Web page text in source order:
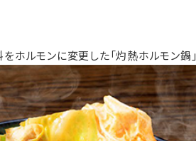
ホルモンに変更した「灼熱ホルモン鍋」